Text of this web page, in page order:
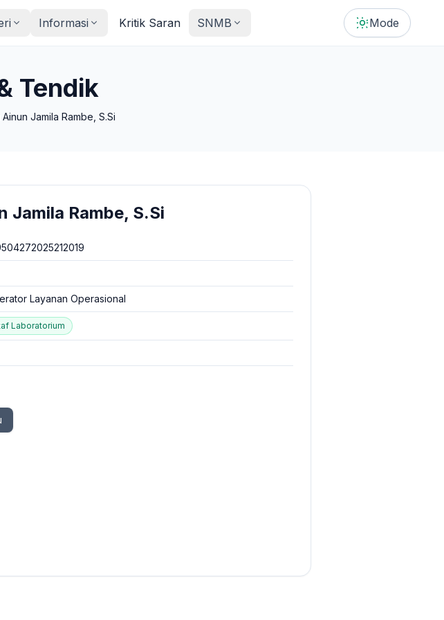
Informasi Kritik Saran SNMB Mode
Tendik
Jamila Rambe, S.Si
Jamila Rambe, S.Si
Layanan Operasional
Laboratorium